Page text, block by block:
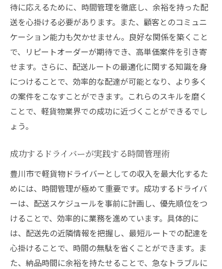
待に応えるために、時間管理を徹底し、余裕を持った配
送を心掛ける必要があります。また、顧客とのコミュニ
ケーション能力も欠かせません。良好な関係を築くこと
で、リピートオーダーが期待でき、高単価案件を引き寄
せます。さらに、配送ルートの最適化に関する知識を身
につけることで、効率的な配達が可能となり、より多く
の案件をこなすことができます。これらのスキルを磨く
ことで、軽貨物業界での成功に近づくことができるでし
ょう。
成功するドライバーが実践する時間管理術
豊川市で軽貨物ドライバーとしての収入を最大化するた
めには、時間管理が極めて重要です。成功するドライバ
ーは、配送スケジュールを事前に計画し、優先順位をつ
けることで、効率的に業務を進めています。具体的に
は、配送先の近隣情報を把握し、最短ルートでの配達を
心掛けることで、時間の無駄を省くことができます。ま
た、納品時間に余裕を持たせることで、急なトラブルに